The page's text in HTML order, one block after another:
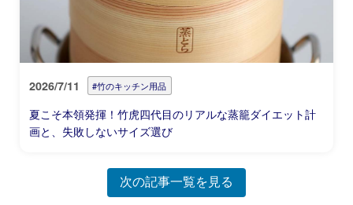
2026/7/11 #竹のキッチン用品
夏こそ本領発揮！竹虎四代目のリアルな蒸籠ダイエット計
画と、失敗しないサイズ選び
次の記事一覧を見る